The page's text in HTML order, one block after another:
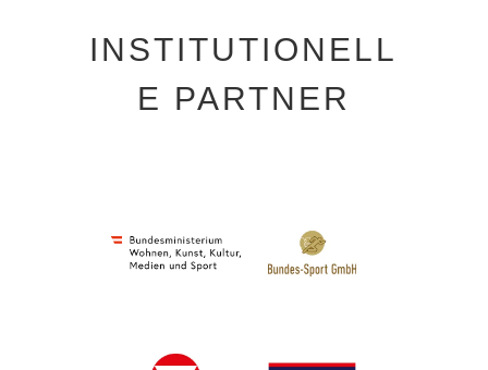
INSTITUTIONELL
E PARTNER